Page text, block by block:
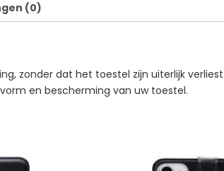
(0)
zonder dat het toestel zijn uiterlijk
en bescherming van uw toestel.